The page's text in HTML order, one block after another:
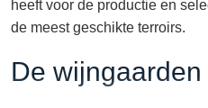
heeft voor de productie en
de meest geschikte terroirs.
De wijngaarden